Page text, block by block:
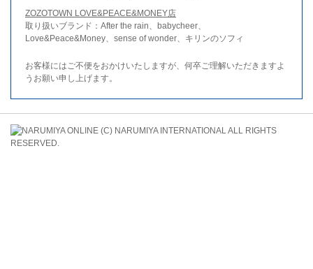
ZOZOTOWN LOVE&PEACE&MONEY店
取り扱いブランド：After the rain、babycheer、
Love&Peace&Money、sense of wonder、キリンのソフィ
お客様にはご不便をおかけいたしますが、何卒ご理解いただきますよ
うお願い申し上げます。